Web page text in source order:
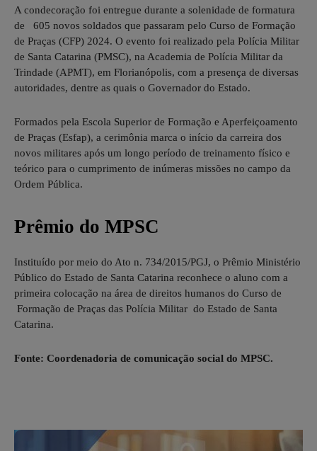
A condecoração foi entregue durante a solenidade de formatura
de 605 novos soldados que passaram pelo Curso de Formação
de Praças (CFP) 2024. O evento foi realizado pela Polícia Militar
de Santa Catarina (PMSC), na Academia de Polícia Militar da
Trindade (APMT), em Florianópolis, com a presença de diversas
autoridades, dentre as quais o Governador do Estado.
Formados pela Escola Superior de Formação e Aperfeiçoamento
de Praças (Esfap), a cerimônia marca o início da carreira dos
novos militares após um longo período de treinamento físico e
teórico para o cumprimento de inúmeras missões no campo da
Ordem Pública.
Prêmio do MPSC
Instituído por meio do Ato n. 734/2015/PGJ, o Prêmio Ministério
Público do Estado de Santa Catarina reconhece o aluno com a
primeira colocação na área de direitos humanos do Curso de
Formação de Praças das Polícia Militar do Estado de Santa
Catarina.
Fonte: Coordenadoria de comunicação social do MPSC.